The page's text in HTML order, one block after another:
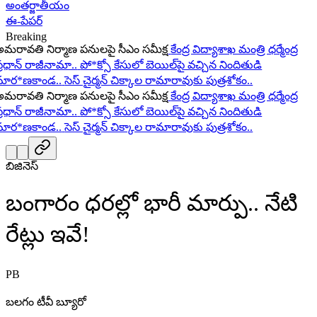
అంతర్జాతీయం
ఈ-పేపర్
Breaking
నిర్మాణ పనులపై సీఎం సమీక్ష కేంద్ర విద్యాశాఖ మంత్రి ధర్మేంద్ర
రాజీనామా.. పో*క్సో కేసులో బెయిల్‌పై వచ్చిన నిందితుడి
సెస్ చైర్మన్ చిక్కాల రామారావుకు పుత్రశోకం..
నిర్మాణ పనులపై సీఎం సమీక్ష కేంద్ర విద్యాశాఖ మంత్రి ధర్మేంద్ర
రాజీనామా.. పో*క్సో కేసులో బెయిల్‌పై వచ్చిన నిందితుడి
సెస్ చైర్మన్ చిక్కాల రామారావుకు పుత్రశోకం..
బిజినెస్
బంగారం ధరల్లో భారీ మార్పు.. నేటి
రేట్లు ఇవే!
PB
బలగం టీవీ బ్యూరో